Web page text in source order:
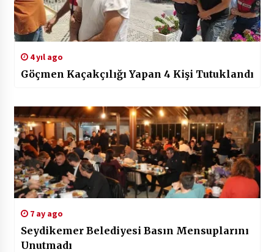
4 yıl ago
Göçmen Kaçakçılığı Yapan 4 Kişi Tutuklandı
7 ay ago
Seydikemer Belediyesi Basın Mensuplarını
Unutmadı